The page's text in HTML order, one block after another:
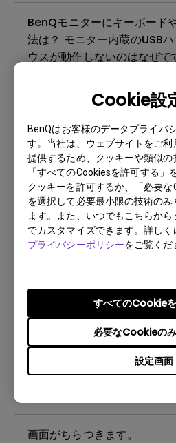
Cookie設
BenQはお客様のデータプライバ
す。当社は、ウェブサイトをご
提供するため、クッキーや類似の
「すべてのCookiesを許可する」
クッキーを許可するか、「必要な
を選択して必要最小限の技術の
ます。また、いつでもこちらか
でカスタマイズできます。詳しく
プライバシーポリシーをご覧くだ
設定画面
必要なCookieの
すべてのCookie
BenQモニターにキーボード
法は？ モニター内蔵のUSB
ウスが動作しないのはなぜで
Windowsがインストールさ
デスクトップPC上で
ロードに失敗しました」とい
が表示されるのはなぜですか
モニターの内蔵ノイズキャ
定方法を教えてください。
モニターがUSB Type-Cケー
ECOセンサーの最大検出距離
か？モニターのECOセンサ
動作しないのはなぜですか？
焼き付きとは何ですか？そ
画面がちらつきます。